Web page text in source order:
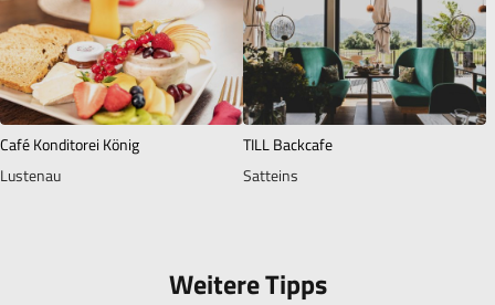
Café Konditorei König
Lustenau
TILL Backcafe
Satteins
Weitere Tipps